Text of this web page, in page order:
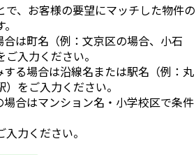
で、お客様の要望にマッチした物件の
は町名（例：文京区の場合、小石
入力ください。
る場合は沿線名または駅名（例：丸
をご入力ください。
合はマンション名・小学校区で条件
力ください。